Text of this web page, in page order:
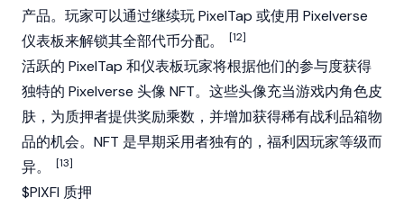
产品。玩家可以通过继续玩 PixelTap 或使用 Pixelverse
仪表板来解锁其全部代币分配。
[12]
活跃的 PixelTap 和仪表板玩家将根据他们的参与度获得
独特的 Pixelverse 头像 NFT。这些头像充当游戏内角色皮
肤，为质押者提供奖励乘数，并增加获得稀有战利品箱物
品的机会。NFT 是早期采用者独有的，福利因玩家等级而
异。
[13]
$PIXFI 质押